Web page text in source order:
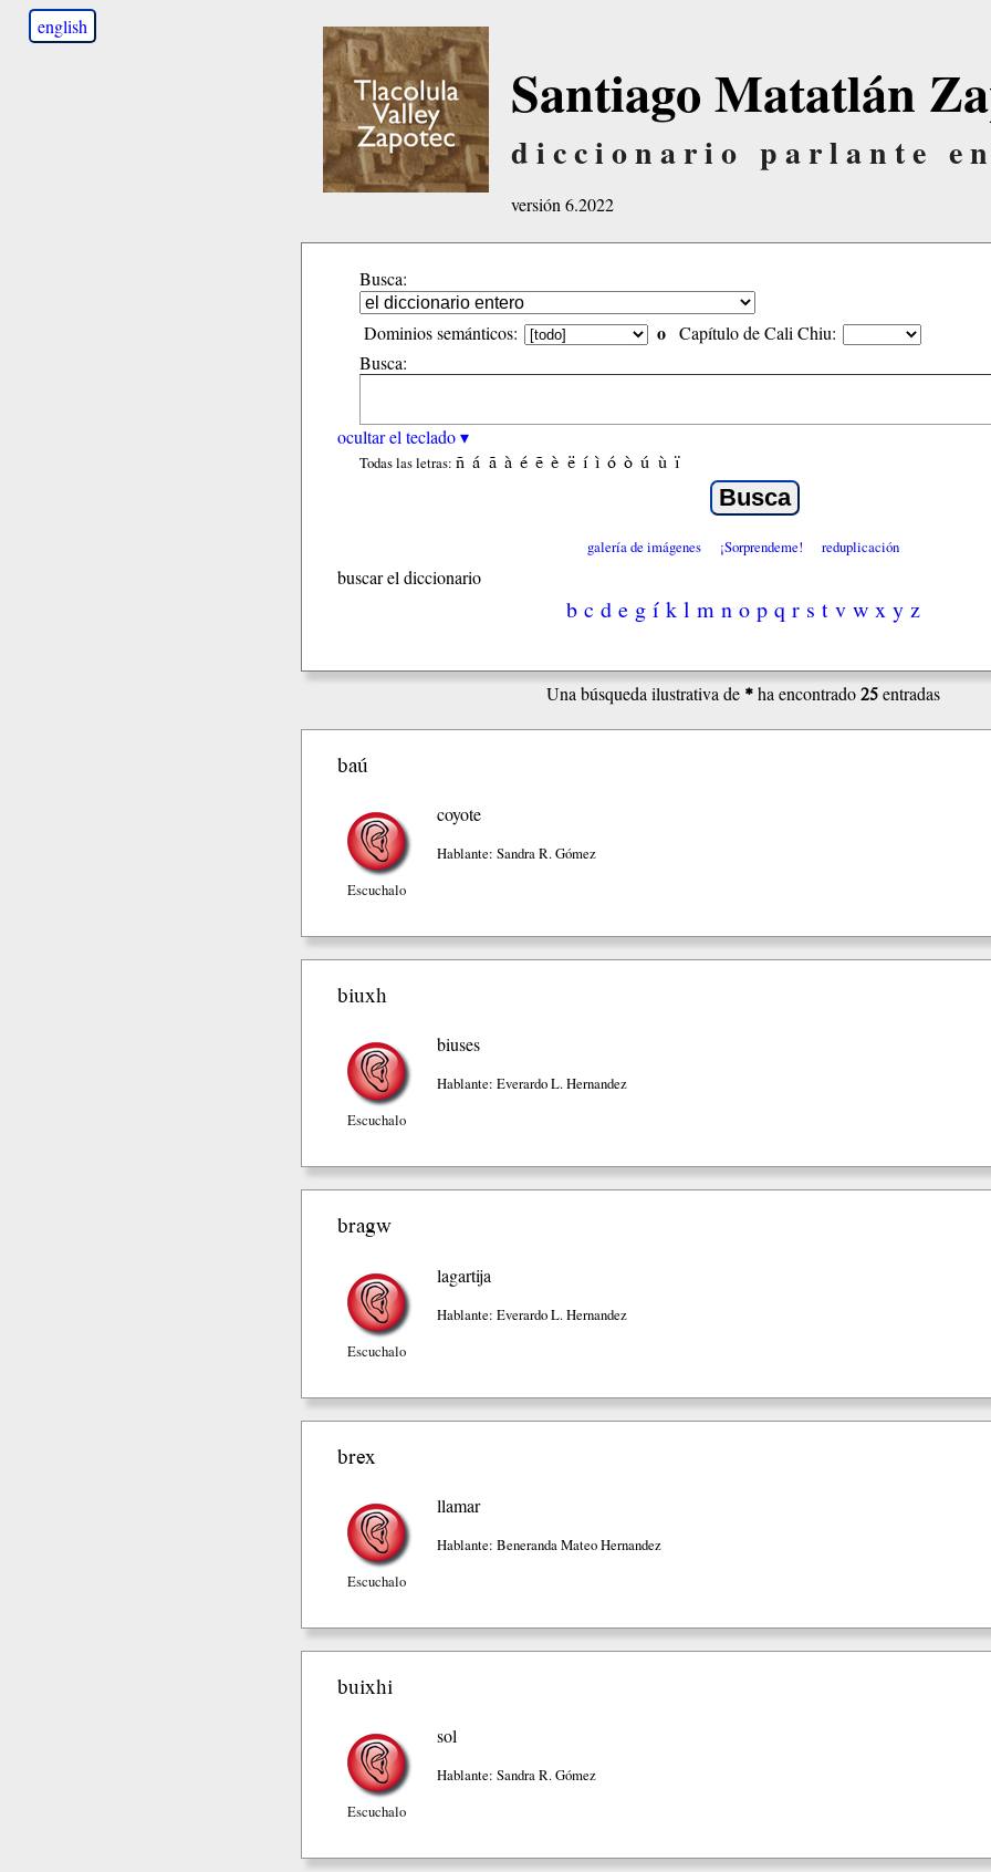
english
Santiago Matatlán
diccionario parlante
versión 6.2022
Busca:
Dominios semánticos: o Capítulo de Cali Chiu:
Busca:
ocultar el teclado ▾
Todas las letras: ñ á ã à é ẽ è ë í ì ó ò ú ù ï
galería de imágenes ¡Sorprendeme! reduplicación
buscar el diccionario
b c d e g í k l m n o p q r s t v w x y z
Una búsqueda ilustrativa de *ha encontrado25entradas
baú
Escuchalo
coyote
Hablante: Sandra R. Gómez
biuxh
Escuchalo
biuses
Hablante: Everardo L. Hernandez
bragw
Escuchalo
lagartija
Hablante: Everardo L. Hernandez
brex
Escuchalo
llamar
Hablante: Beneranda Mateo Hernandez
buixhi
Escuchalo
sol
Hablante: Sandra R. Gómez